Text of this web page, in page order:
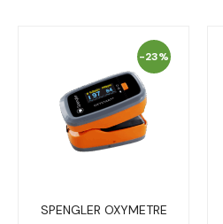
-23%
SPENGLER OXYMETRE